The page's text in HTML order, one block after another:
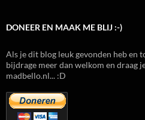
DONEER EN MAAK ME BLIJ :-)
Als je dit blog leuk gevonden heb en
bijdrage meer dan welkom en draag
madbello.nl... :D